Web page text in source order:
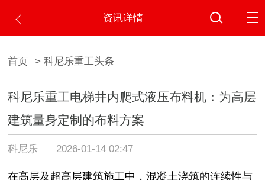
资讯详情
首页 > 科尼乐重工头条
科尼乐重工电梯井内爬式液压布料机：为高层
建筑量身定制的布料方案
科尼乐 2026-01-14 02:47
在高层及超高层建筑施工中，混凝土浇筑的连续性与